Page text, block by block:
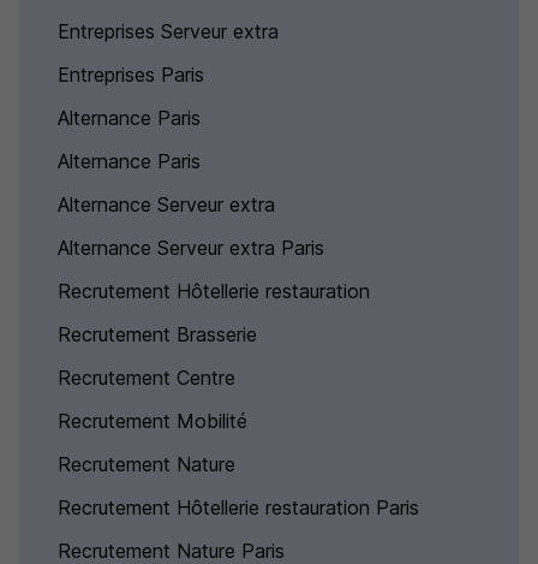
Entreprises Serveur extra
Entreprises Paris
Alternance Paris
Alternance Paris
Alternance Serveur extra
Alternance Serveur extra Paris
Recrutement Hôtellerie restauration
Recrutement Brasserie
Recrutement Centre
Recrutement Mobilité
Recrutement Nature
Recrutement Hôtellerie restauration Paris
Recrutement Nature Paris